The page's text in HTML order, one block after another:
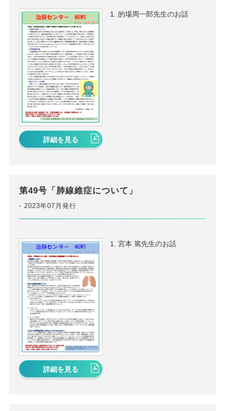
詳細を見る
的場周一郎先生のお話
第49号「肺線維症について」
2023年07月発行
詳細を見る
宮本 篤先生のお話